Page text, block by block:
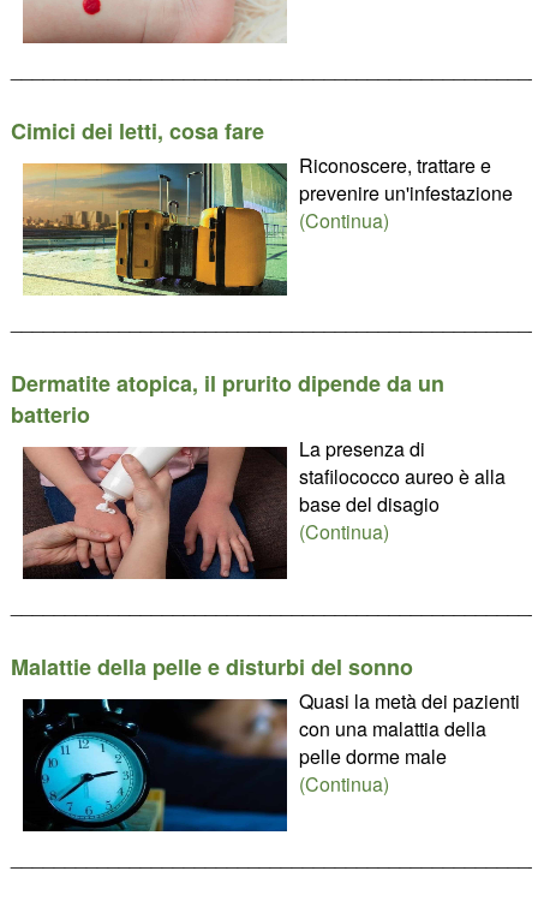
Cimici dei letti, cosa fare
Riconoscere, trattare e
prevenire un'infestazione
(Continua)
Dermatite atopica, il prurito dipende da un
batterio
La presenza di
stafilococco aureo è alla
base del disagio
(Continua)
Malattie della pelle e disturbi del sonno
Quasi la metà dei pazienti
con una malattia della
pelle dorme male
(Continua)